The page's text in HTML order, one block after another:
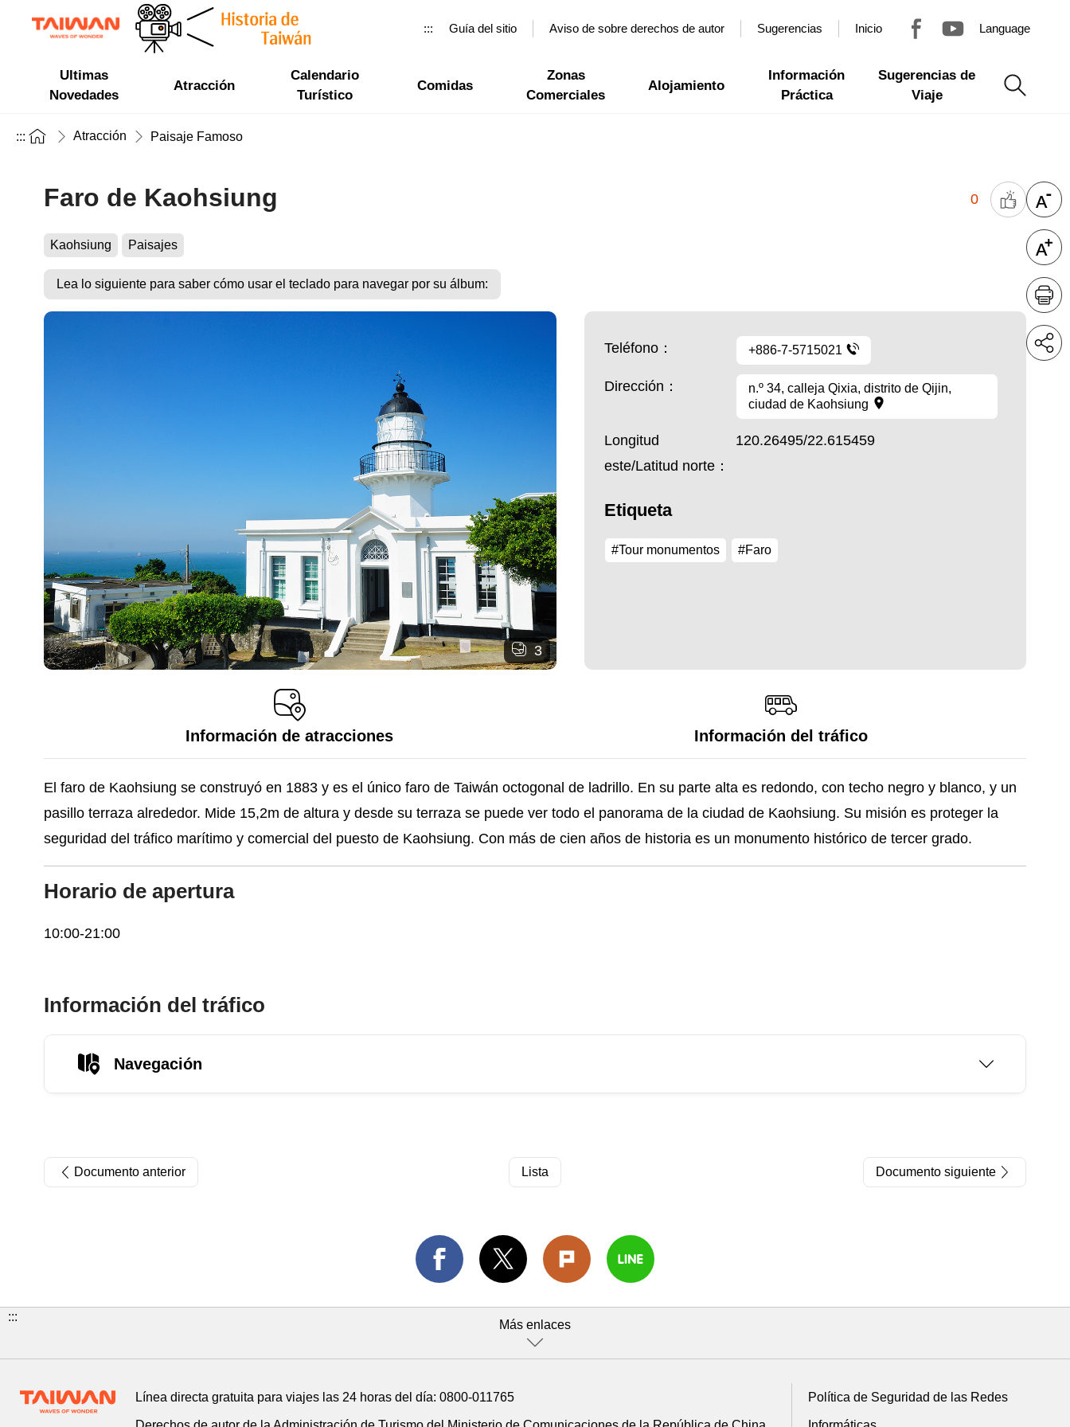
::: Guía del sitio Aviso de sobre derechos de autor Sugerencias Inicio Language
Ultimas
Novedades
Atracción
Calendario
Turístico
Comidas
Zonas
Comerciales
Alojamiento
Información
Práctica
Sugerencias de
Viaje
::: Atracción Paisaje Famoso
Faro de Kaohsiung 0
Kaohsiung Paisajes
Lea lo siguiente para saber cómo usar el teclado para navegar por su álbum:
3
Teléfono： +886-7-5715021
Dirección：
n.º 34, calleja Qixia, distrito de Qijin,
ciudad de Kaohsiung
Longitud
este/Latitud norte：
120.26495/22.615459
Etiqueta
#Tour monumentos #Faro
Información de atracciones Información del tráfico
El faro de Kaohsiung se construyó en 1883 y es el único faro de Taiwán octogonal de ladrillo. En su parte alta es redondo, con techo negro y blanco, y un
pasillo terraza alrededor. Mide 15,2m de altura y desde su terraza se puede ver todo el panorama de la ciudad de Kaohsiung. Su misión es proteger la
seguridad del tráfico marítimo y comercial del puesto de Kaohsiung. Con más de cien años de historia es un monumento histórico de tercer grado.
Horario de apertura
10:00-21:00
Información del tráfico
Navegación
Documento anterior Lista Documento siguiente
:::
Más enlaces
Línea directa gratuita para viajes las 24 horas del día: 0800-011765 Política de Seguridad de las Redes